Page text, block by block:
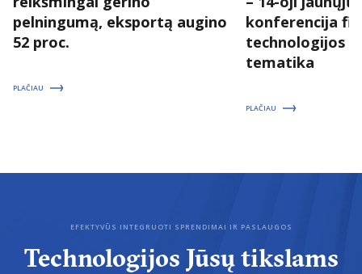
pelningumą, eksportą augino
52 proc.
PLAČIAU
konferencija
technologijos
tematika
PLAČIAU
EFEKTYVŪS INTEGRUOTI SPRENDIMAI IR PASLAUGOS
Technologijos Jūsų tikslams